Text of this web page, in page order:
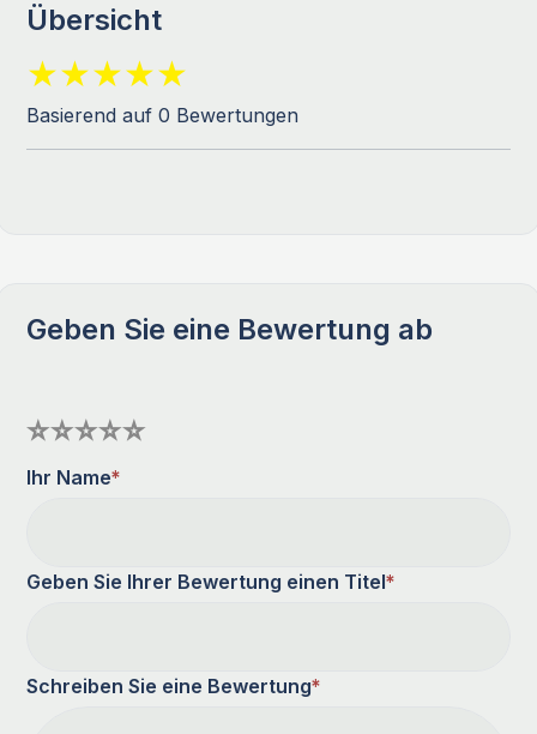
Übersicht
Basierend auf 0 Bewertungen
Geben Sie eine Bewertung ab
*
Ihr Name
*
Geben Sie Ihrer Bewertung einen Titel
*
Schreiben Sie eine Bewertung